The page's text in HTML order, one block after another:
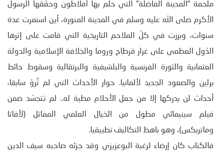
ملحمة “المدينة الفاضلة” التي حلم بها أفلاطون وحقّقها الرسول
الأكرم صلى الله عليه وسلم في المدينة المنورة، أين استمرت عدة
سنوات، وبرزت في كلّ الملاحم التاريخية التي قامت على إثرها
الدّول العظمى على غرار قرطاج وروما والخلافة الإسلامية والدولة
العثمانية والثورة الفرنسية والبلشيفية والبرتقالية وسقوط حائط
برلين والصعود الجديد لألمانيا. حوار الأحداث التي لم تُروَ سابقا،
أحداث لن يدركها إلا من جعل الأحلام مطية له.. لم تتجسّد ضمن
فيلم سينيمائي مطول من الخيال العلمي المماثل (لأفاتا
وماتريكس)، وهو باهظ التكاليف تطبيقيا.
فالكتاب كان إرضاء لرغبة البوعزيزي وقد جزئه صاحبه سيف الدين